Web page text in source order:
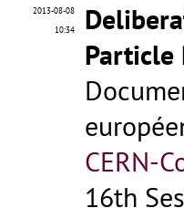
2013-08-08
10:34
Particle
CERN-
16th